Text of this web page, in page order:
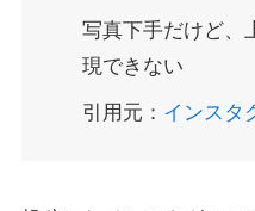
写真下手だけど、
現できない
引用元： インスタ